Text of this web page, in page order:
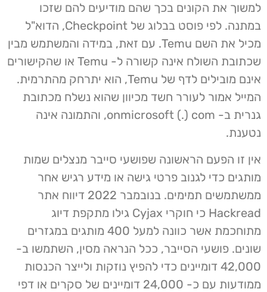
למשוך את הקונים בכך שהם מודיעים להם שזכו
במתנה. לפי פוסט בבלוג של Checkpoint, הדוא"ל
מכיל את השם Temu. עם זאת, במידה והמשתמש מבין
שכתובת השולח אינה קשורה ל- Temu או שהקישורים
אינם מובילים לדף של Temu, הוא יתרחק מהתרמית.
המייל אמור לעורר חשד מכיוון שהוא נשלח מכתובת
גנרית ב- onmicrosoft (.) com, והתמונה אינה
נטענת.
אין זו הפעם הראשונה שפושעי סייבר מנצלים שמות
מותגים כדי לגנוב פרטי גישה או מידע רגיש אחר
ממשתמשים תמימים. בנובמבר 2022 דיווח אתר
Hackread כי חוקרי Cyjax גילו מתקפת דיוג
מתוחכמת אשר כוונה למעל 400 מותגים במגזרים
שונים. פושעי הסייבר, ככל הנראה מסין, השתמשו ב-
42,000 דומיינים כדי להפיץ נוזקות ולייצר הכנסות
ממודעות עם כ- 24,000 דומיינים של סקרים או דפי